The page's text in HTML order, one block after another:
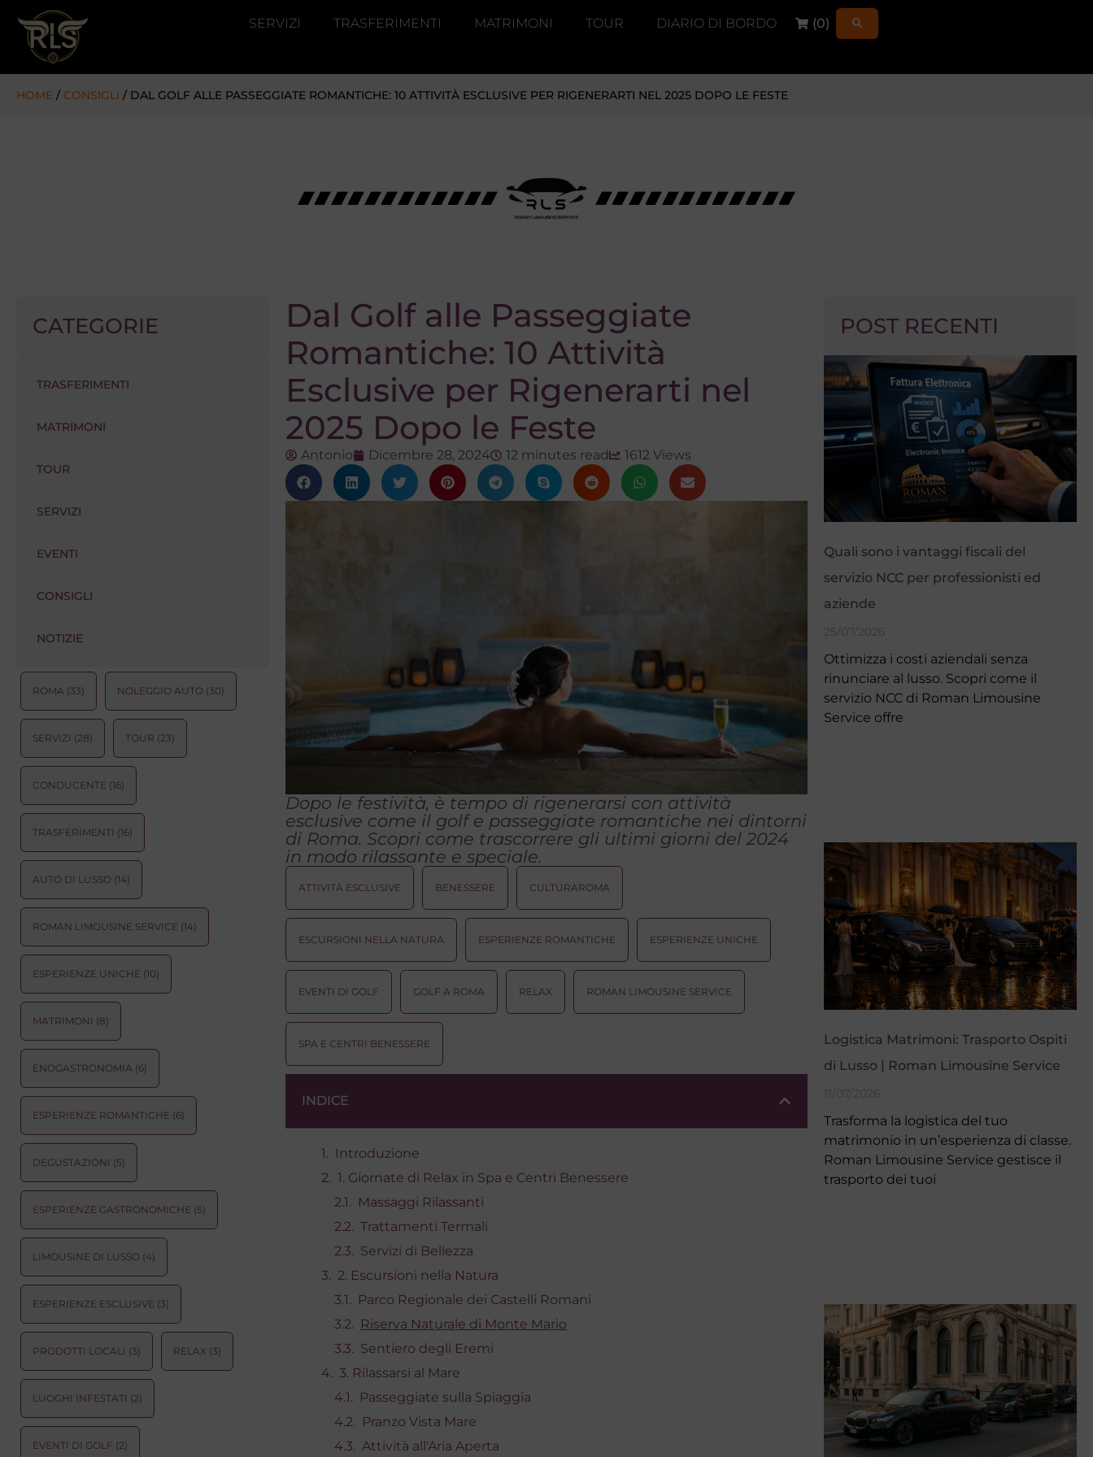
SERVIZI TRASFERIMENTI MATRIMONI TOUR DIARIO DI BORDO (0)
HOME / CONSIGLI / DAL GOLF ALLE PASSEGGIATE ROMANTICHE: 10 ATTIVITÀ ESCLUSIVE PER RIGENERARTI NEL 2025 DOPO LE FESTE
CATEGORIE
TRASFERIMENTI
MATRIMONI
TOUR
SERVIZI
EVENTI
CONSIGLI
NOTIZIE
ROMA (33) NOLEGGIO AUTO (30)
SERVIZI (28) TOUR (23)
CONDUCENTE (16)
TRASFERIMENTI (16)
AUTO DI LUSSO (14)
ROMAN LIMOUSINE SERVICE (14)
ESPERIENZE UNICHE (10)
MATRIMONI (8)
ENOGASTRONOMIA (6)
ESPERIENZE ROMANTICHE (6)
DEGUSTAZIONI (5)
ESPERIENZE GASTRONOMICHE (5)
LIMOUSINE DI LUSSO (4)
ESPERIENZE ESCLUSIVE (3)
PRODOTTI LOCALI (3) RELAX (3)
LUOGHI INFESTATI (2)
EVENTI DI GOLF (2)
Dal Golf alle Passeggiate
Romantiche: 10 Attività
Esclusive per Rigenerarti nel
2025 Dopo le Feste
Antonio Dicembre 28, 2024 12 minutes read 1612 Views
Dopo le festività, è tempo di rigenerarsi con attività
esclusive come il golf e passeggiate romantiche nei dintorni
di Roma. Scopri come trascorrere gli ultimi giorni del 2024
in modo rilassante e speciale.
ATTIVITÀ ESCLUSIVE BENESSERE CULTURAROMA
ESCURSIONI NELLA NATURA ESPERIENZE ROMANTICHE ESPERIENZE UNICHE
EVENTI DI GOLF GOLF A ROMA RELAX ROMAN LIMOUSINE SERVICE
SPA E CENTRI BENESSERE
INDICE
Introduzione
1. Giornate di Relax in Spa e Centri Benessere
Massaggi Rilassanti
Trattamenti Termali
Servizi di Bellezza
2. Escursioni nella Natura
Parco Regionale dei Castelli Romani
Riserva Naturale di Monte Mario
Sentiero degli Eremi
3. Rilassarsi al Mare
Passeggiate sulla Spiaggia
Pranzo Vista Mare
Attività all'Aria Aperta
POST RECENTI
Quali sono i vantaggi fiscali del
servizio NCC per professionisti ed
aziende
25/07/2026
Ottimizza i costi aziendali senza
rinunciare al lusso. Scopri come il
servizio NCC di Roman Limousine
Service offre
Logistica Matrimoni: Trasporto Ospiti
di Lusso | Roman Limousine Service
11/07/2026
Trasforma la logistica del tuo
matrimonio in un’esperienza di classe.
Roman Limousine Service gestisce il
trasporto dei tuoi